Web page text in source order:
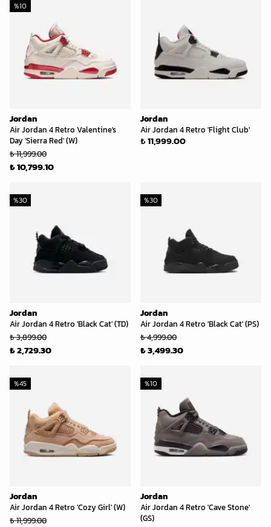
Jordan
Air Jordan 4 Retro Valentine's
Day 'Sierra Red' (W)
%10
₺ 11,999.00
₺ 10,799.10
Jordan
Air Jordan 4 Retro 'Flight Club'
₺ 11,999.00
Jordan
Air Jordan 4 Retro 'Black Cat' (TD)
%30
₺ 3,899.00
₺ 2,729.30
Jordan
Air Jordan 4 Retro 'Black Cat' (PS)
%30
₺ 4,999.00
₺ 3,499.30
Jordan
Air Jordan 4 Retro 'Cozy Girl' (W)
%45
₺ 11,999.00
Jordan
Air Jordan 4 Retro 'Cave Stone'
(GS)
%10